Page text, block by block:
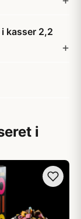
kasser 2,2
i